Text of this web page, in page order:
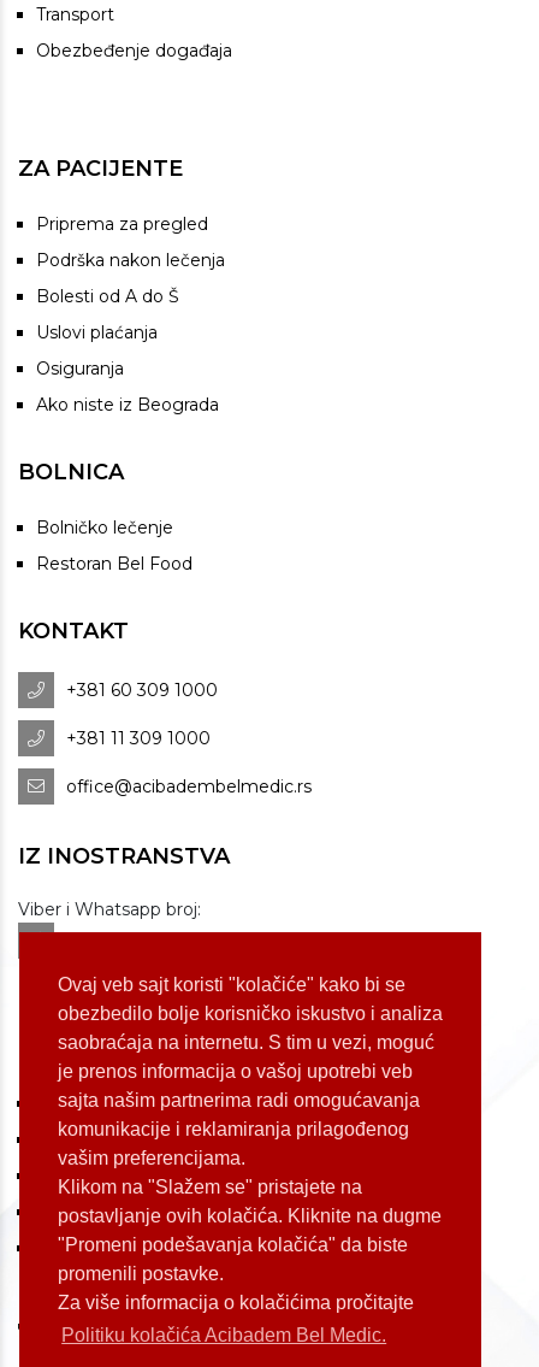
Ovaj veb sajt koristi "kolačiće" kako bi se
obezbedilo bolje korisničko iskustvo i analiza
saobraćaja na internetu. S tim u vezi, moguć
je prenos informacija o vašoj upotrebi veb
sajta našim partnerima radi omogućavanja
komunikacije i reklamiranja prilagođenog
vašim preferencijama.
Klikom na "Slažem se" pristajete na
postavljanje ovih kolačića. Kliknite na dugme
"Promeni podešavanja kolačića" da biste
promenili postavke.
Za više informacija o kolačićima pročitajte
Politiku kolačića Acibadem Bel Medic.
Transport
Obezbeđenje događaja
ZA PACIJENTE
Priprema za pregled
Podrška nakon lečenja
Bolesti od A do Š
Uslovi plaćanja
Osiguranja
Ako niste iz Beograda
BOLNICA
Bolničko lečenje
Restoran Bel Food
KONTAKT
+381 60 309 1000
+381 11 309 1000
office@acibadembelmedic.rs
IZ INOSTRANSTVA
Viber i Whatsapp broj:
Dostupnost: od 07 do 22h
LOKACIJE
Koste Jovanovića 87 (Voždovac)
Bulevar Oslobođenja 155 (Voždovac)
Bulevar Oslobođenja 165 (Voždovac)
Kneginje Zorke 7 (Slavija)
Palmira Toljatija 1 (Novi Beograd)